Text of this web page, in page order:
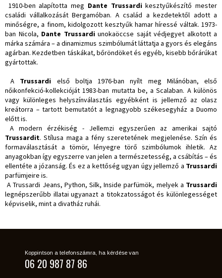
1910-ben alapította meg Dante Trussardikesztyűkészítő mester
családi vállalkozását Bergamóban. A család a kezdetektől adott a
minőségre, a finom, kidolgozott kesztyűk hamar híressé váltak. 1973-
ban Nicola, Dante Trussardiunokaöccse saját védjegyet alkotott a
márka számára – a dinamizmus szimbólumát láttatja a gyors és elegáns
agárban. Kezdetben táskákat, bőröndöket és egyéb, kisebb bőrárúkat
gyártottak.
A Trussardi első boltja 1976-ban nyílt meg Milánóban, első
nőikonfekció-kollekcióját 1983-ban mutatta be, a Scalaban. A különös
vagy különleges helyszínválasztás egyébként is jellemző az olasz
kreátorra – tartott bemutatót a legnagyobb székesegyház a Duomo
előtt is.
A modern érzékiség - Jellemzi egyszerűen az amerikai sajtó
Trussardit. Stílusa maga a fény szeretetének megjelenése. Szín és
formaválasztását a tömör, lényegre törő szimbólumok ihletik. Az
anyagokban így egyszerre van jelen a természetesség, a csábítás – és
ellentéte a józanság. És ez a kettőség ugyan úgy jellemző a Trussardi
parfümjeire is.
A Trussardi Jeans, Python, Silk, Inside parfümök, melyek a Trussardi
legnépszerűbb illatai ugyanazt a titokzatosságot és különlegességet
képviselik, mint a divatház ruhái.
Koppintson a telefonszámra, ha kérdése van
06 20 987 87 86